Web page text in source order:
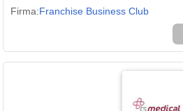
Firma:Franchise Business Club